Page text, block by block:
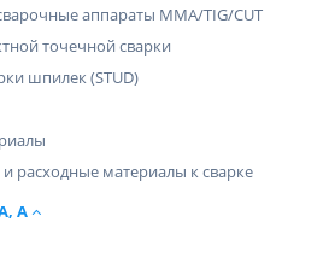
аппараты MMA/TIG/CUT
точечной сварки
шпилек (STUD)
расходные материалы к сварке
А